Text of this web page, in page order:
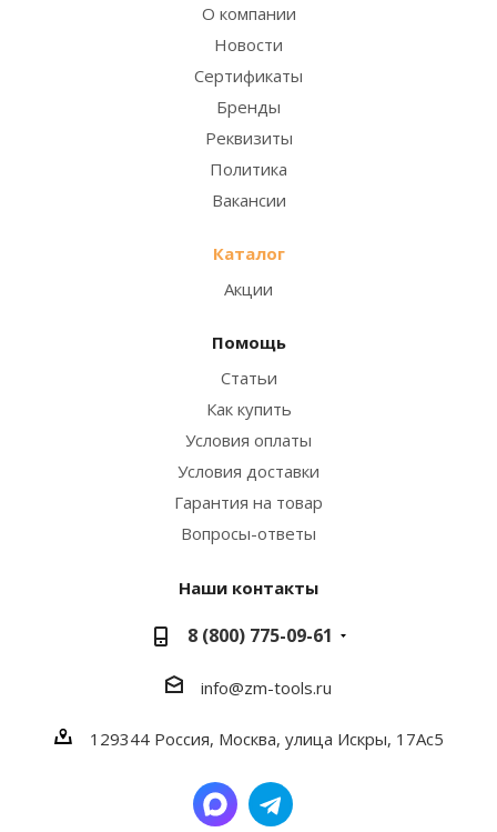
О компании
Новости
Сертификаты
Бренды
Реквизиты
Политика
Вакансии
Каталог
Акции
Помощь
Статьи
Как купить
Условия оплаты
Условия доставки
Гарантия на товар
Вопросы-ответы
Наши контакты
8 (800) 775-09-61
info@zm-tools.ru
129344 Россия, Москва, улица Искры, 17Ас5